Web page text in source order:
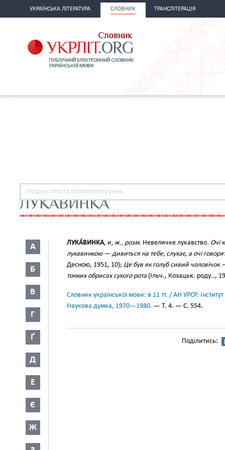
УКРАЇНСЬКА ЛІТЕРАТУРА СЛОВНИК ТРАНСЛІТЕРАЦІЯ
ЛУКАВИНКА
А
Б
В
Г
Ґ
Д
Е
Є
Ж
ЛУКА́ВИНКА, и, ж., розм. Невеличке лукавство. Очі
лукавинкою — дивиться на тебе, слухає, а очі
Десною, 1951, 10); Це був як голуб сивий
тонких обрисах сухого рота (Ільч., Козацьк. роду..,
Словник української мови: в 11 тт. / АН УРСР.
Наукова думка, 1970—1980. — Т. 4. — С. 554.
Поділитись: